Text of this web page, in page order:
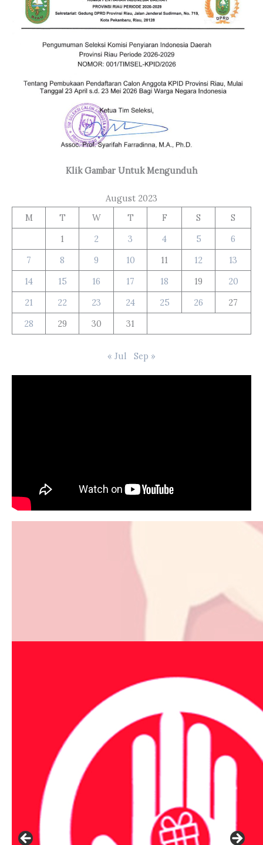
Klik Gambar Untuk Mengunduh
August 2023
M
T W T F S
S
1
2 3 4 5
6
7
8 9 10 11 12
13
14
15 16 17 18 19
20
21
22 23 24 25 26
27
28
29 30 31
« Jul Sep »